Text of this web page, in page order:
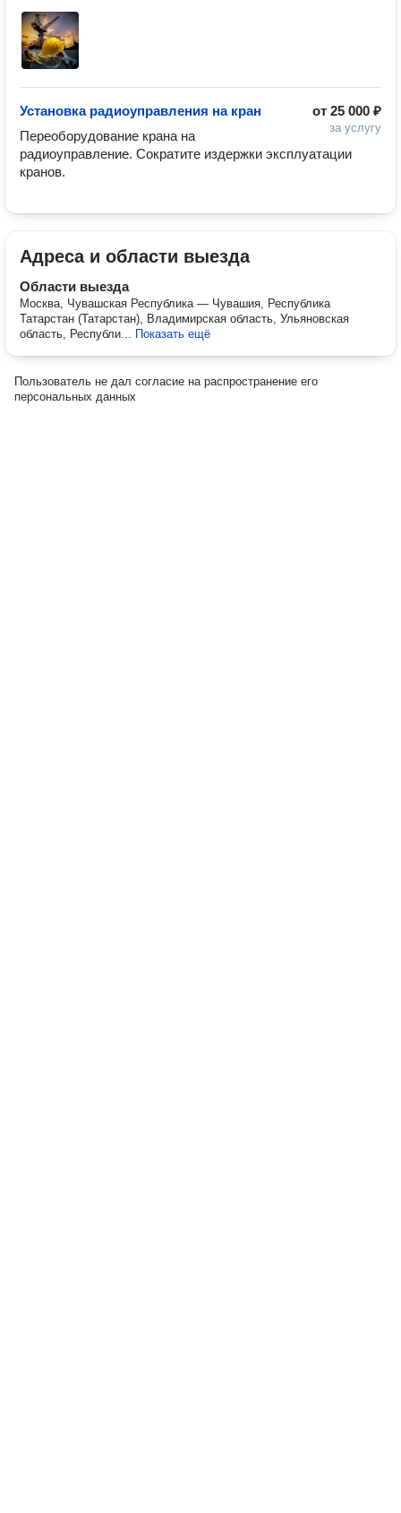
от 25 000 ₽
за услугу
Установка радиоуправления на кран
Переоборудование крана на
радиоуправление. Сократите издержки эксплуатации
кранов.
Адреса и области выезда
Области выезда
Москва, Чувашская Республика — Чувашия, Республика
Татарстан (Татарстан), Владимирская область, Ульяновская
область, Республи... Показать ещё
Пользователь не дал согласие на распространение его
персональных данных